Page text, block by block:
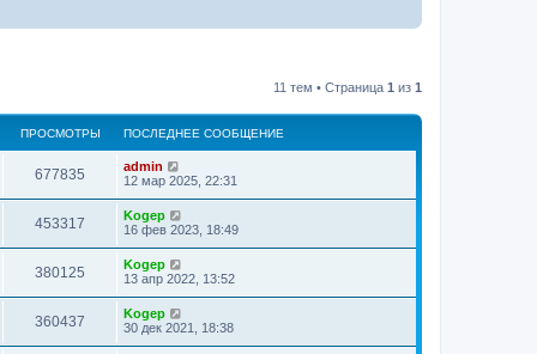
11 тем • Страница 1 из 1
ПРОСМОТРЫ ПОСЛЕДНЕЕ СООБЩЕНИЕ
677835
admin
12 мар 2025, 22:31
453317
Kogep
16 фев 2023, 18:49
380125
Kogep
13 апр 2022, 13:52
360437
Kogep
30 дек 2021, 18:38